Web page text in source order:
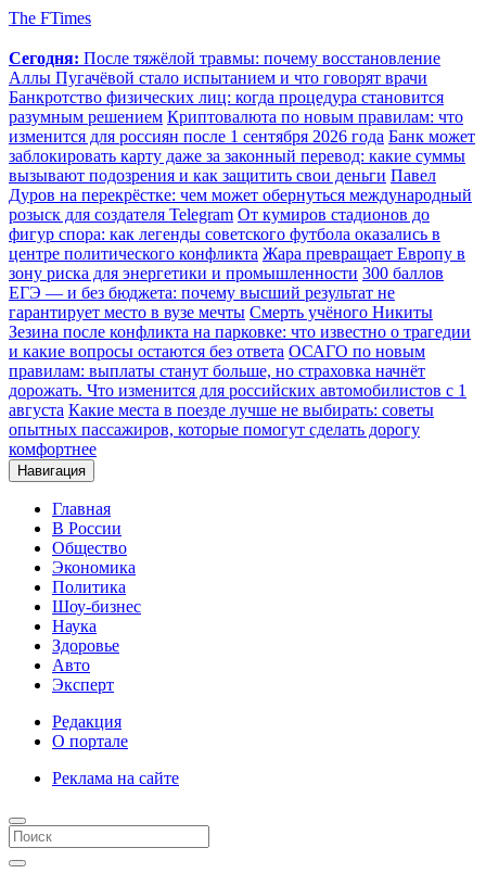
The FTimes
Сегодня: После тяжёлой травмы: почему восстановление
Аллы Пугачёвой стало испытанием и что говорят врачи
Банкротство физических лиц: когда процедура становится
разумным решением Криптовалюта по новым правилам: что
изменится для россиян после 1 сентября 2026 года Банк может
заблокировать карту даже за законный перевод: какие суммы
вызывают подозрения и как защитить свои деньги Павел
Дуров на перекрёстке: чем может обернуться международный
розыск для создателя Telegram От кумиров стадионов до
фигур спора: как легенды советского футбола оказались в
центре политического конфликта Жара превращает Европу в
зону риска для энергетики и промышленности 300 баллов
ЕГЭ — и без бюджета: почему высший результат не
гарантирует место в вузе мечты Смерть учёного Никиты
Зезина после конфликта на парковке: что известно о трагедии
и какие вопросы остаются без ответа ОСАГО по новым
правилам: выплаты станут больше, но страховка начнёт
дорожать. Что изменится для российских автомобилистов с 1
августа Какие места в поезде лучше не выбирать: советы
опытных пассажиров, которые помогут сделать дорогу
комфортнее
Навигация
Главная
В России
Общество
Экономика
Политика
Шоу-бизнес
Наука
Здоровье
Авто
Эксперт
Редакция
О портале
Реклама на сайте